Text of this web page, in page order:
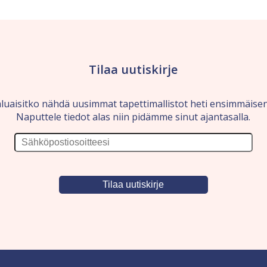
Tilaa uutiskirje
nähdä uusimmat tapettimallistot heti
Naputtele tiedot alas niin pidämme sinut ajantasalla.